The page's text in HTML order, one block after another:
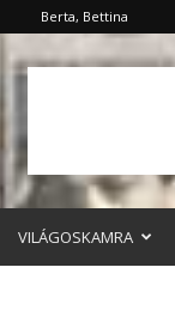
Berta, Bettina
VILÁGOSKAMRA